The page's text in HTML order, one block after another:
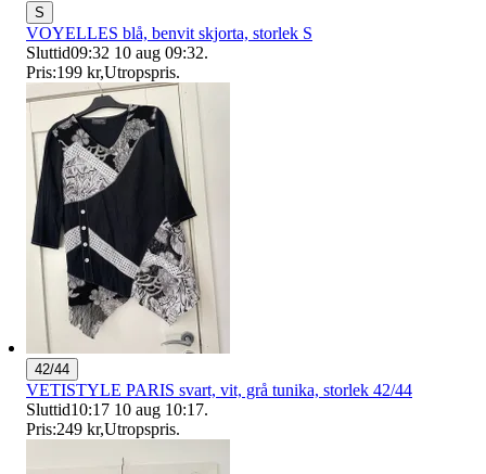
S
VOYELLES blå, benvit skjorta, storlek S
Sluttid09:32 10 aug 09:32.
Pris:199 kr,Utropspris.
42/44
VETISTYLE PARIS svart, vit, grå tunika, storlek 42/44
Sluttid10:17 10 aug 10:17.
Pris:249 kr,Utropspris.